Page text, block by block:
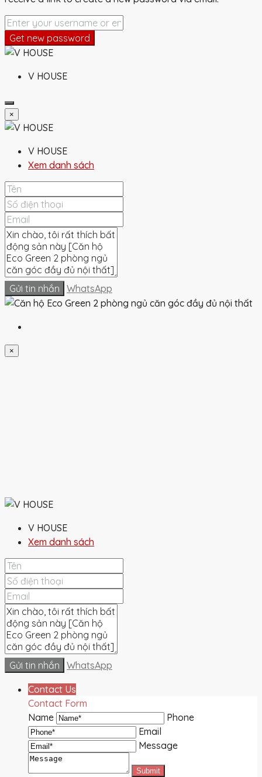
Get new password
V HOUSE
×
V HOUSE
Xem danh sách
Gửi tin nhắn WhatsApp
×
V HOUSE
Xem danh sách
Gửi tin nhắn WhatsApp
Contact Us
Contact Form
Name
Phone
Email
Message